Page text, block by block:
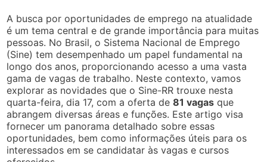
A busca por oportunidades de emprego na atualidade
é um tema central e de grande importância para muitas
pessoas. No Brasil, o Sistema Nacional de Emprego
(Sine) tem desempenhado um papel fundamental na
longo dos anos, proporcionando acesso a uma vasta
gama de vagas de trabalho. Neste contexto, vamos
explorar as novidades que o Sine-RR trouxe nesta
quarta-feira, dia 17, com a oferta de81 vagas que
abrangem diversas áreas e funções. Este artigo visa
fornecer um panorama detalhado sobre essas
oportunidades, bem como informações úteis para os
interessados em se candidatar às vagas e cursos